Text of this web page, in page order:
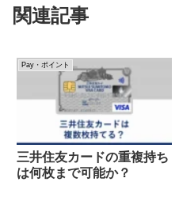
関連記事
Pay・ポイント
三井住友カードの重複持ち
は何枚まで可能か？